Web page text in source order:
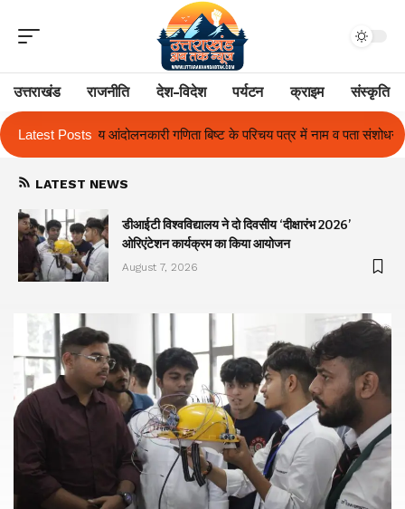
उत्तराखंड राजनीति देश-विदेश पर्यटन क्राइम संस्कृति
Latest Posts
के परिचय पत्र में नाम व पता संशोधन का प्रकरण का हुआ समाधान
LATEST NEWS
डीआईटी विश्वविद्यालय ने दो दिवसीय ‘दीक्षारंभ 2026’
ओरिएंटेशन कार्यक्रम का किया आयोजन
August 7, 2026